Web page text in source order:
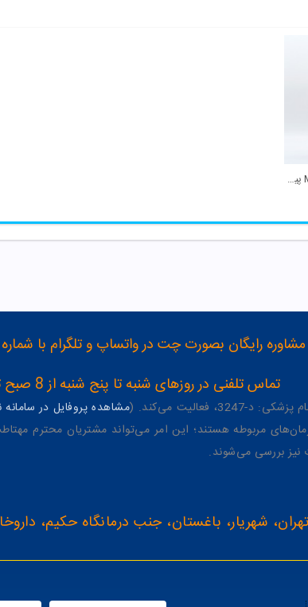
مچ بند آتل دار 6043 سایز M پین مد
مشاوره رایگان بصورت چت در واتساپ و تلگرام با شماره 09358343612-09302007587
تماس تلفنی در روزهای شنبه تا پنج شنبه از 8 صبح تا 4 عصر به شماره 02165389693
می‌کند. ( مشاهده پروفایل در
مربوطه هستند؛ این امر می‌تواند مشتریان محترم
نیز بررسی می‌شوند.
شهریار، باغستان، جنب درمانگاه حکیم،